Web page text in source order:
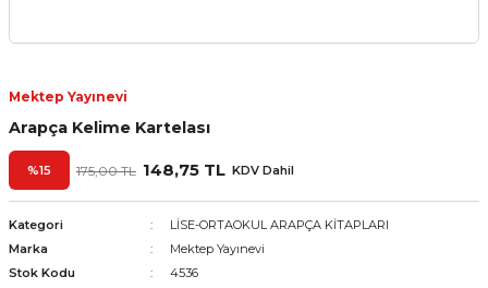
Mektep Yayınevi
Arapça Kelime Kartelası
%15 175,00 TL 148,75 TL KDV Dahil
Kategori
LİSE-ORTAOKUL ARAPÇA KİTAPLARI
Marka
Mektep Yayınevi
Stok Kodu
4536